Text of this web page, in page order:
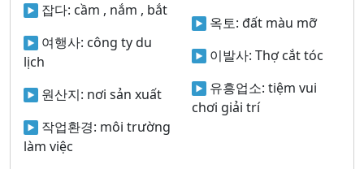
잡다: cầm , nắm , bắt
여행사: công ty du
lịch
원산지: nơi sản xuất
작업환경: môi trường
làm việc
옥토: đất màu mỡ
이발사: Thợ cắt tóc
유흥업소: tiệm vui
chơi giải trí